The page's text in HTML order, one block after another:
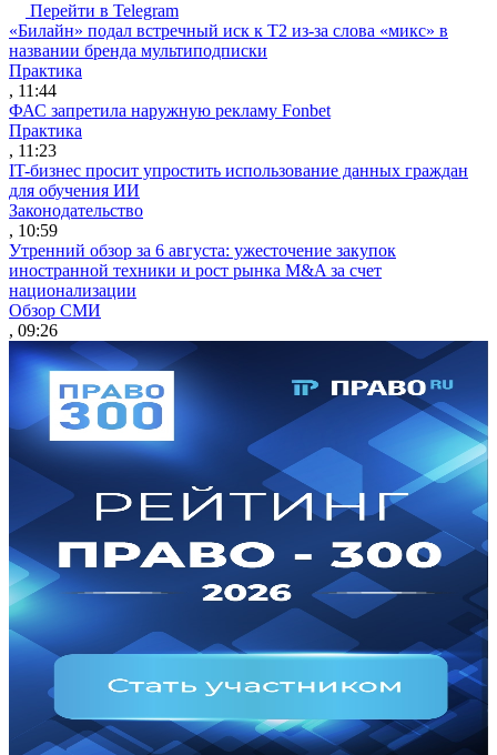
Перейти в Telegram
«Билайн» подал встречный иск к Т2 из-за слова «микс» в
названии бренда мультиподписки
Практика
, 11:44
ФАС запретила наружную рекламу Fonbet
Практика
, 11:23
IT-бизнес просит упростить использование данных граждан
для обучения ИИ
Законодательство
, 10:59
Утренний обзор за 6 августа: ужесточение закупок
иностранной техники и рост рынка M&A за счет
национализации
Обзор СМИ
, 09:26